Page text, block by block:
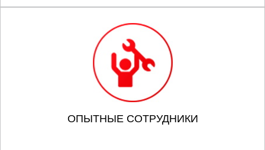
ОПЫТНЫЕ СОТРУДНИКИ